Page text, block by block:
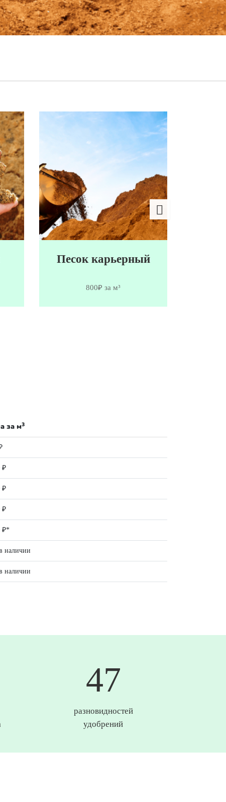
Песок карьерный
800₽ за м³
за м3
₽
₽
₽
₽*
наличии
наличии
50
разновидностей
удобрений